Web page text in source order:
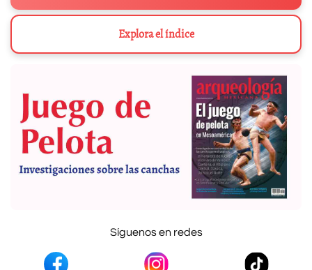
Explora el índice
Síguenos en redes